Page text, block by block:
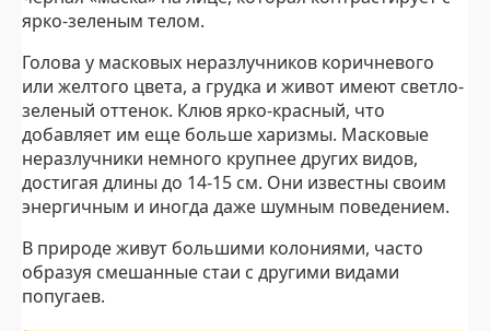
ярко-зеленым телом.
Голова у масковых неразлучников коричневого
или желтого цвета, а грудка и живот имеют светло-
зеленый оттенок. Клюв ярко-красный, что
добавляет им еще больше харизмы. Масковые
неразлучники немного крупнее других видов,
достигая длины до 14-15 см. Они известны своим
энергичным и иногда даже шумным поведением.
В природе живут большими колониями, часто
образуя смешанные стаи с другими видами
попугаев.